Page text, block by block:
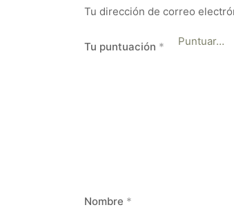
Tu dirección de correo
Tu puntuación *
Nombre *